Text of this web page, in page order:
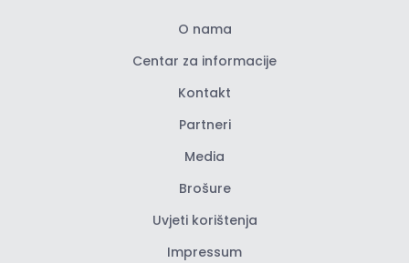
O nama
Centar za informacije
Kontakt
Partneri
Media
Brošure
Uvjeti korištenja
Impressum